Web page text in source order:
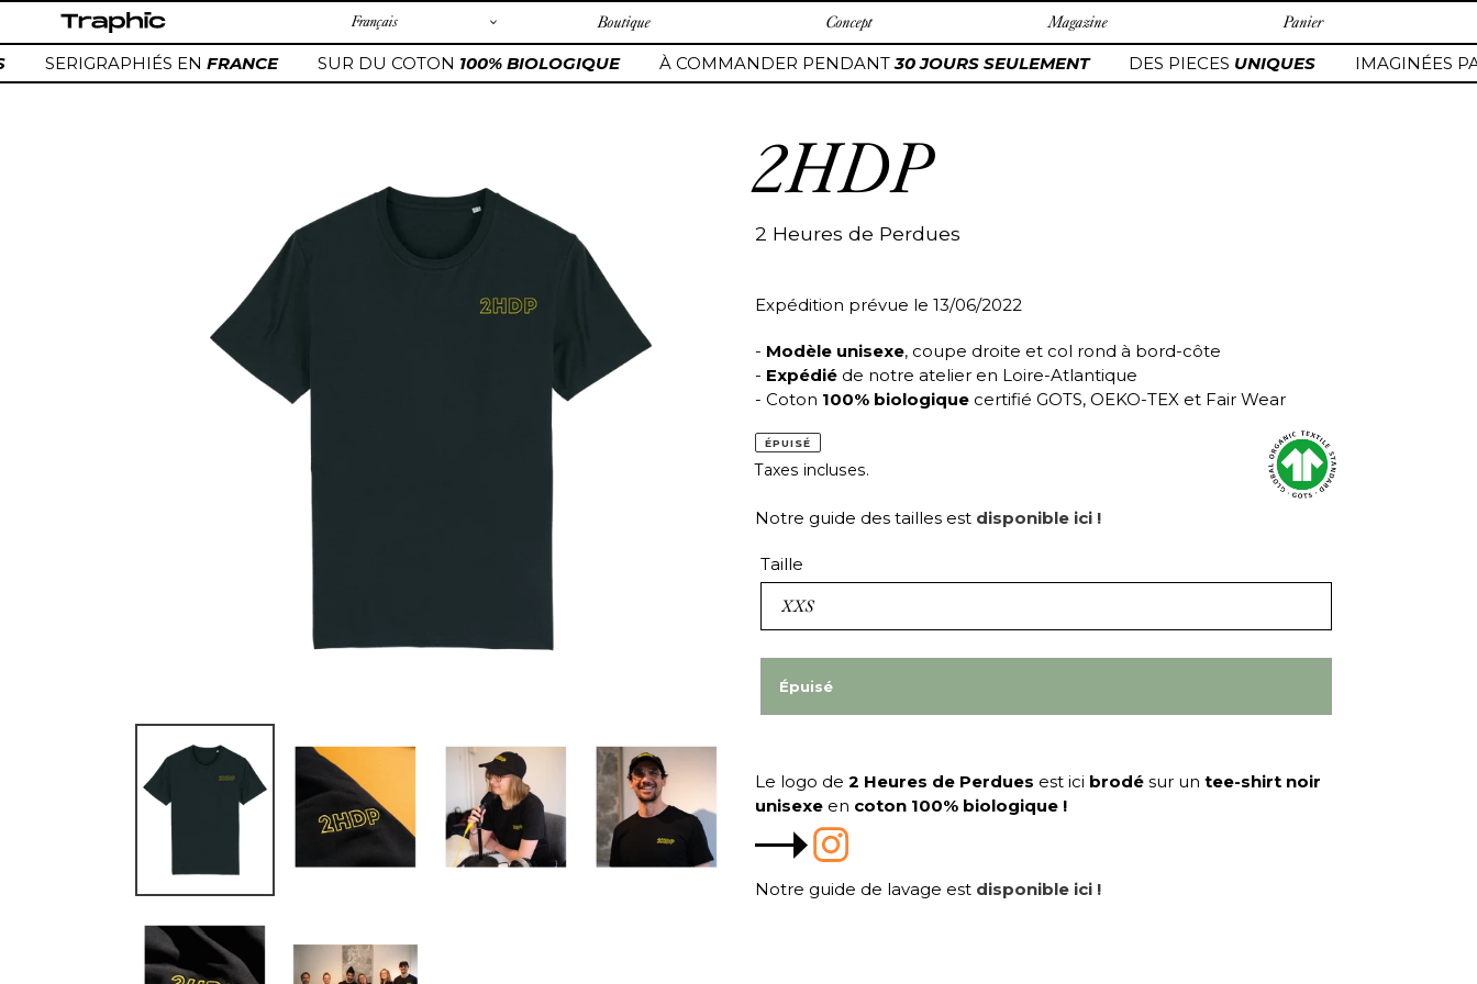
contenu
Boutique Concept Magazine Panier
SERIGRAPHIÉS ENFRANCE SUR DU COTON100% BIOLOGIQUE À COMMANDER PENDANT30 JOURS SEULEMENT DES PIECESUNIQUES IMAGINÉES
2HDP
2 Heures de Perdues
Expédition prévue le 13/06/2022
- Modèle unisexe, coupe droite et col rond à bord-côte
- Expédié de notre atelier en Loire-Atlantique
- Coton 100% biologique certifié GOTS, OEKO-TEX et Fair Wear
ÉPUISÉ
Taxes incluses.
Notre guide des tailles est disponible ici !
Taille
Épuisé
Le logo de 2 Heures de Perdues est ici brodé sur un tee-shirt noir
unisexe en coton 100% biologique !
Notre guide de lavage est disponible ici !